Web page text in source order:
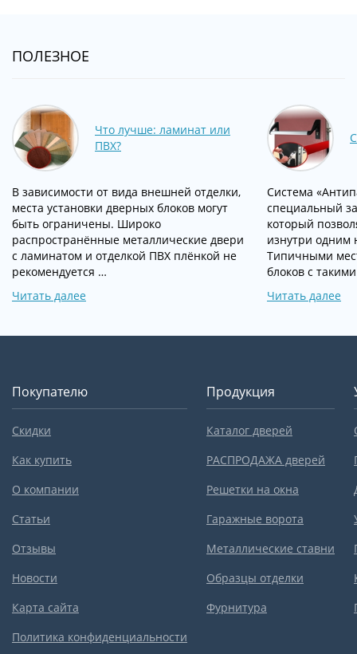
ПОЛЕЗНОЕ
Что лучше: ламинат или
ПВХ?
В зависимости от вида внешней отделки,
места установки дверных блоков могут
быть ограничены. Широко
распространённые металлические двери
с ламинатом и отделкой ПВХ плёнкой не
рекомендуется …
Читать далее
Система
специальный
который
изнутри одним
Типичными
блоков с
Читать далее
Покупателю
Скидки
Как купить
О компании
Статьи
Отзывы
Новости
Карта сайта
Политика конфиденциальности
Продукция
Каталог дверей
РАСПРОДАЖА дверей
Решетки на окна
Гаражные ворота
Металлические ставни
Образцы отделки
Фурнитура